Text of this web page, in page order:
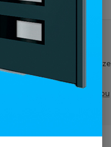
(obrázek je pouze
Cena před slevou